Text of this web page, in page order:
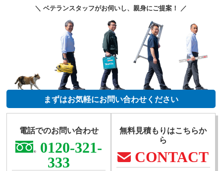
＼ ベテランスタッフがお伺いし、親身にご提案！ ／
まずはお気軽にお問い合わせください
電話でのお問い合わせ
0120-321-
333
無料見積もりはこちらか
ら
CONTACT